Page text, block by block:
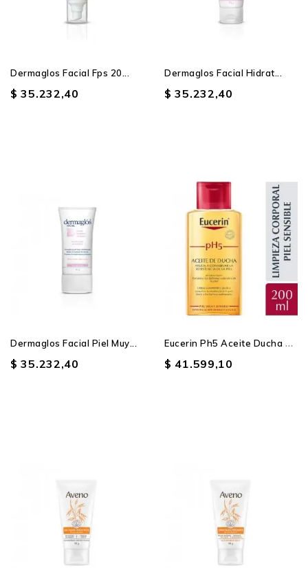
Dermaglos Facial Fps 20...
$ 35.232,40
Dermaglos Facial Hidrat...
$ 35.232,40
Dermaglos Facial Piel Muy...
$ 35.232,40
E
Ucerin Ph5 Aceite Ducha X...
$ 41.599,10